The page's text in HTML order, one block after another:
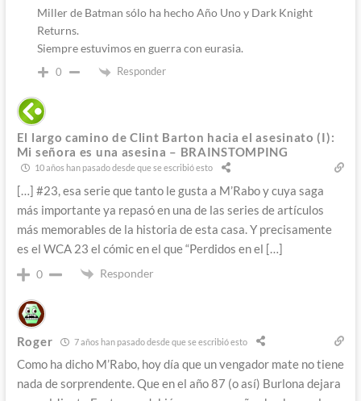
Miller de Batman sólo ha hecho Año Uno y Dark Knight
Returns.
Siempre estuvimos en guerra con eurasia.
0 Responder
El largo camino de Clint Barton hacia el asesinato (I):
Mi señora es una asesina – BRAINSTOMPING
10 años han pasado desde que se escribió esto
[…] #23, esa serie que tanto le gusta a M’Rabo y cuya saga
más importante ya repasó en una de las series de artículos
más memorables de la historia de esta casa. Y precisamente
es el WCA 23 el cómic en el que “Perdidos en el […]
0 Responder
Roger 7 años han pasado desde que se escribió esto
Como ha dicho M’Rabo, hoy día que un vengador mate no tiene
nada de sorprendente. Que en el año 87 (o así) Burlona dejara